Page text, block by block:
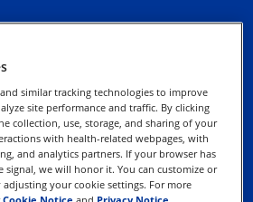
Aviso de Cookies
Como Exercer Seus
Direitos
similar tracking technologies to improve
site performance and traffic. By clicking
collection, use, storage, and sharing of your
with health-related webpages, with
and analytics partners. If your browser has
signal, we will honor it. You can customize or
your cookie settings. For more